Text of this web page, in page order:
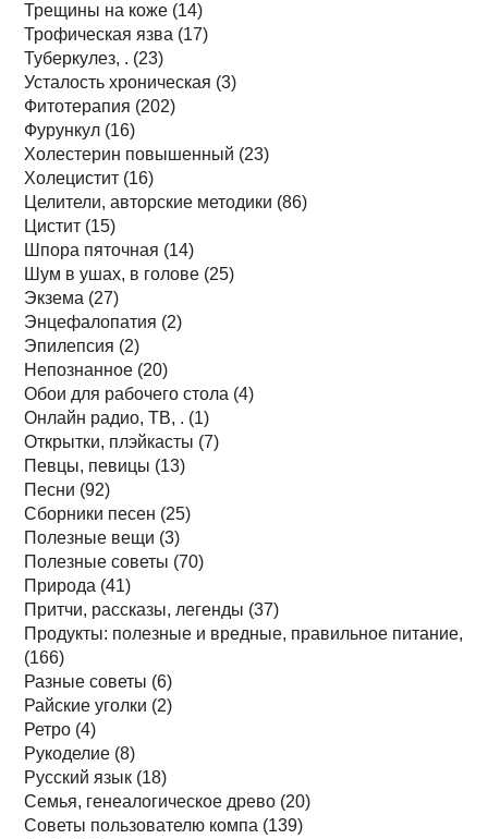
Трещины на коже (14)
Трофическая язва (17)
Туберкулез, . (23)
Усталость хроническая (3)
Фитотерапия (202)
Фурункул (16)
Холестерин повышенный (23)
Холецистит (16)
Целители, авторские методики (86)
Цистит (15)
Шпора пяточная (14)
Шум в ушах, в голове (25)
Экзема (27)
Энцефалопатия (2)
Эпилепсия (2)
Непознанное (20)
Обои для рабочего стола (4)
Онлайн радио, ТВ, . (1)
Открытки, плэйкасты (7)
Певцы, певицы (13)
Песни (92)
Сборники песен (25)
Полезные вещи (3)
Полезные советы (70)
Природа (41)
Притчи, рассказы, легенды (37)
Продукты: полезные и вредные, правильное питание,
(166)
Разные советы (6)
Райские уголки (2)
Ретро (4)
Рукоделие (8)
Русский язык (18)
Семья, генеалогическое древо (20)
Советы пользователю компа (139)